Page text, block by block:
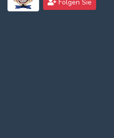
Log In
Folgen Sie